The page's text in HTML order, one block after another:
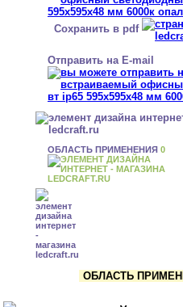
Сохранить в pdf
Отправить на E-mail
ОБЛАСТЬ ПРИМЕНЕНИЯ 0
ОБЛАСТЬ